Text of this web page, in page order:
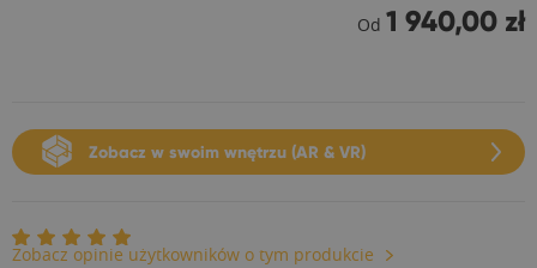
Od 1 940,00 zł
Zobacz w swoim wnętrzu (AR & VR)
Zobacz opinie użytkowników o tym produkcie